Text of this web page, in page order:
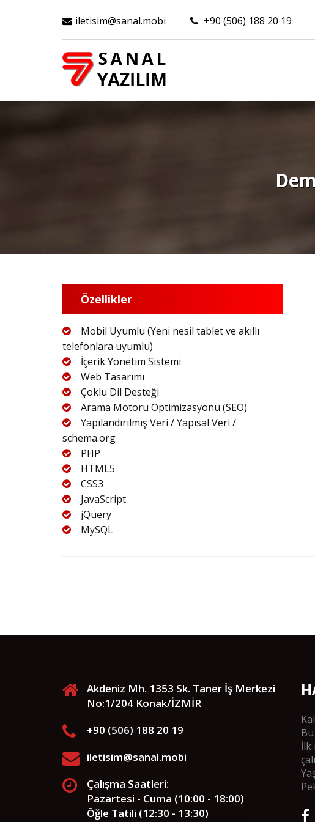
iletisim@sanal.mobi +90 (506) 188 20 19
Özellikler
Mobil Uyumlu (Yeni nesil tablet ve akıllı
telefonlara uyumlu)
İçerik Yönetim Sistemi
Web Tasarımı
Çoklu Dil Desteği
Arama Motoru Optimizasyonu (SEO)
Yapılandırılmış Veri / Yapısal Veri /
schema.org
PHP
HTML5
CSS3
JavaScript
jQuery
MySQL
Akdeniz Mh. 1353 Sk. Taner İş Merkezi
No:1/204 Konak/İZMİR
+90 (506) 188 20 19
iletisim@sanal.mobi
Çalışma Saatleri:
Pazartesi - Cuma (10:00 - 18:00)
Öğle Tatili (12:30 - 13:30)
İlk